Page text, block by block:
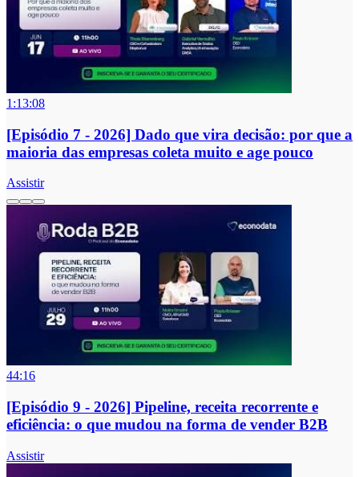
1:13:08
[Episódio 7 - 2026] Dado que vira decisão: por que a
maioria das empresas coleta muito e age pouco
Assistir
44:16
[Episódio 9 - 2026] Pipeline, receita recorrente e
eficiência: o que mudou na forma de vender B2B
Assistir